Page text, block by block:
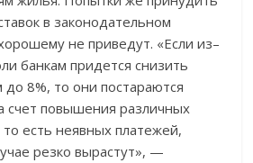
в законодательном
не приведут. «Если из–
банкам придется снизить
до 8%, то они постараются
счет повышения различных
есть неявных платежей,
резко вырастут», —